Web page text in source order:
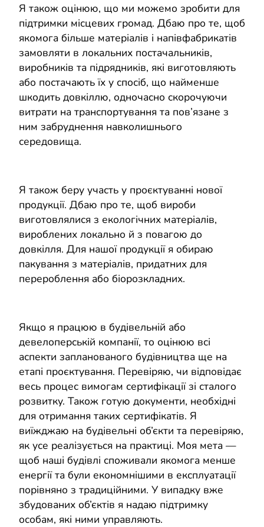
Я також оцінюю, що ми можемо зробити для
підтримки місцевих громад. Дбаю про те, щоб
якомога більше матеріалів і напівфабрикатів
замовляти в локальних постачальників,
виробників та підрядників, які виготовляють
або постачають їх у спосіб, що найменше
шкодить довкіллю, одночасно скорочуючи
витрати на транспортування та пов’язане з
ним забруднення навколишнього
середовища.
Я також беру участь у проєктуванні нової
продукції. Дбаю про те, щоб вироби
виготовлялися з екологічних матеріалів,
вироблених локально й з повагою до
довкілля. Для нашої продукції я обираю
пакування з матеріалів, придатних для
перероблення або біорозкладних.
Якщо я працюю в будівельній або
девелоперській компанії, то оцінюю всі
аспекти запланованого будівництва ще на
етапі проєктування. Перевіряю, чи відповідає
весь процес вимогам сертифікації зі сталого
розвитку. Також готую документи, необхідні
для отримання таких сертифікатів. Я
виїжджаю на будівельні об’єкти та перевіряю,
як усе реалізується на практиці. Моя мета —
щоб наші будівлі споживали якомога менше
енергії та були економнішими в експлуатації
порівняно з традиційними. У випадку вже
збудованих об’єктів я надаю підтримку
особам, які ними управляють.